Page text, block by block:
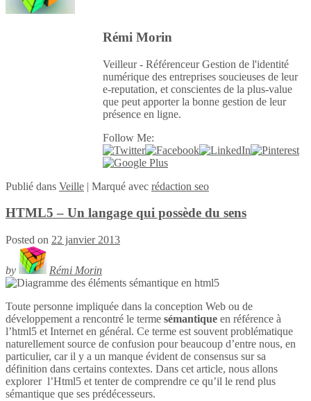
Rémi Morin
Veilleur - Référenceur Gestion de l'identité
numérique des entreprises soucieuses de leur
e-reputation, et conscientes de la plus-value
que peut apporter la bonne gestion de leur
présence en ligne.
Follow Me:
Publié dans Veille | Marqué avec rédaction seo
HTML5 – Un langage qui possède du sens
Posted on 22 janvier 2013
by Rémi Morin
Toute personne impliquée dans la conception Web ou de
développement a rencontré le terme sémantique en référence à
l’html5 et Internet en général. Ce terme est souvent problématique
naturellement source de confusion pour beaucoup d’entre nous, en
particulier, car il y a un manque évident de consensus sur sa
définition dans certains contextes. Dans cet article, nous allons
explorer l’Html5 et tenter de comprendre ce qu’il le rend plus
sémantique que ses prédécesseurs.